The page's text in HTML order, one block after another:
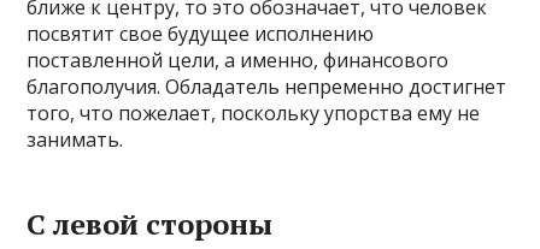
ближе к центру, то это обозначает, что человек
посвятит свое будущее исполнению
поставленной цели, а именно, финансового
благополучия. Обладатель непременно достигнет
того, что пожелает, поскольку упорства ему не
занимать.
С левой стороны